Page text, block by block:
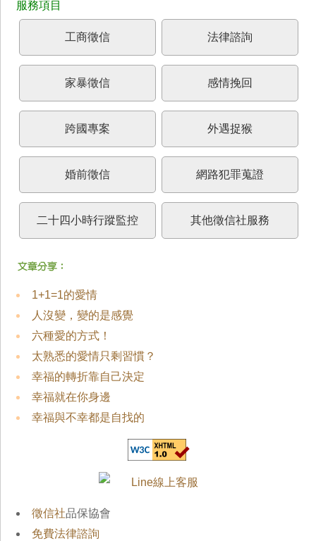
工商徵信 法律諮詢
家暴徵信 感情挽回
跨國專案 外遇捉猴
婚前徵信 網路犯罪蒐證
二十四小時行蹤監控 其他徵信社服務
1+1=1的愛情
人沒變，變的是感覺
六種愛的方式！
太熟悉的愛情只剩習慣？
幸福的轉折靠自己決定
幸福就在你身邊
幸福與不幸都是自找的
徵信社品保協會
免費法律諮詢